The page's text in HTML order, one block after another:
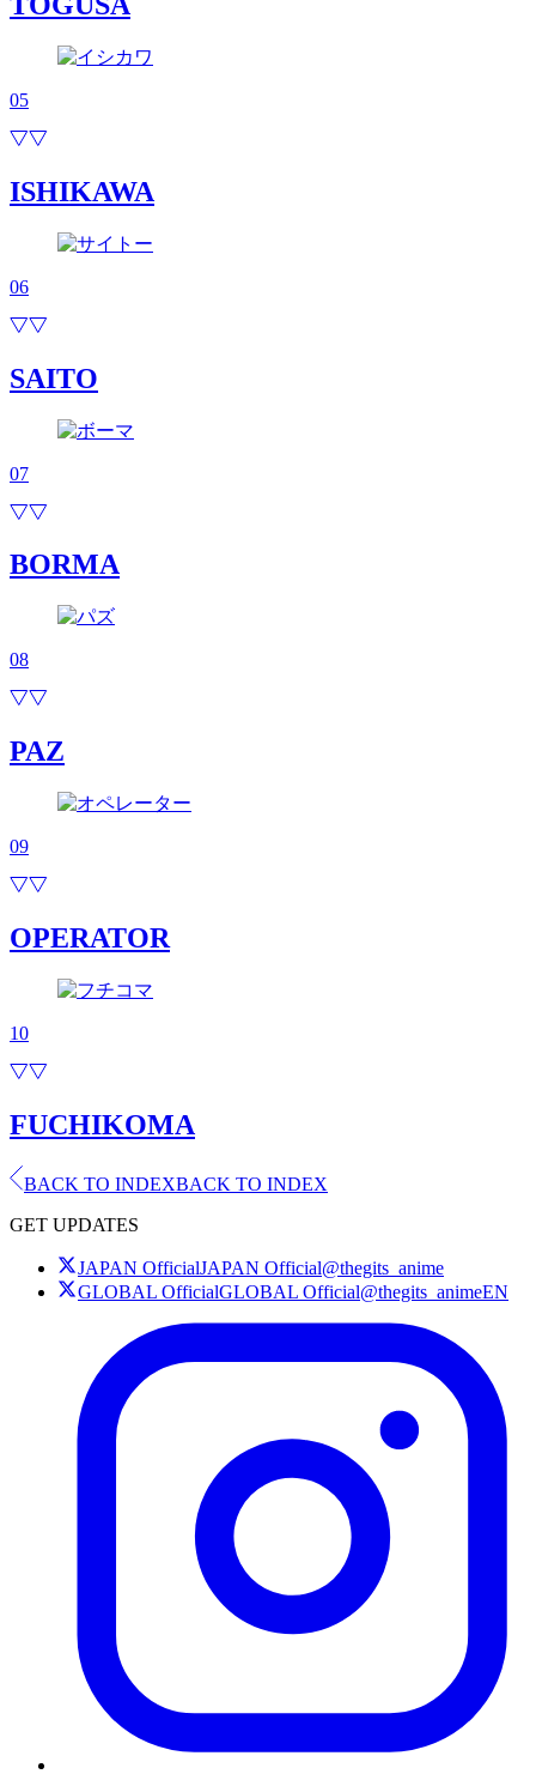
05
ISHIKAWA
06
SAITO
07
BORMA
08
PAZ
09
OPERATOR
10
FUCHIKOMA
BACK TO INDEXBACK TO INDEX
GET UPDATES
JAPAN OfficialJAPAN Official@thegits_anime
GLOBAL OfficialGLOBAL Official@thegits_animeEN